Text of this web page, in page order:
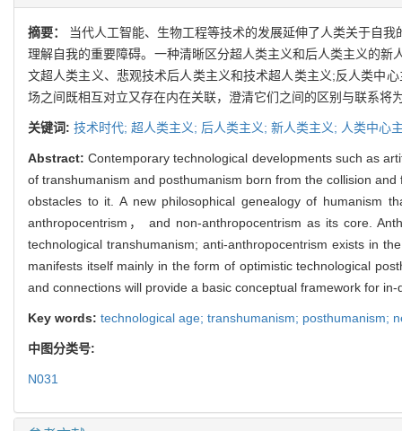
摘要：
当代人工智能、生物工程等技术的发展延伸了人类关于自
理解自我的重要障碍。一种清晰区分超人类主义和后人类主义的
文超人类主义、悲观技术后人类主义和技术超人类主义;反人类中
场之间既相互对立又存在内在关联，澄清它们之间的区别与联系
关键词: 技术时代; 超人类主义; 后人类主义; 新人类主义; 人类中心
Abstract:Contemporary technological developments such as
of transhumanism and posthumanism born from the collision
obstacles to it. A new philosophical genealogy of humanism
anthropocentrism， and non-anthropocentrism as its core.
technological transhumanism; anti-anthropocentrism exists in
manifests itself mainly in the form of optimistic technological
and connections will provide a basic conceptual framework for
Key words: technological age; transhumanism; posthumanism;
中图分类号:
N031